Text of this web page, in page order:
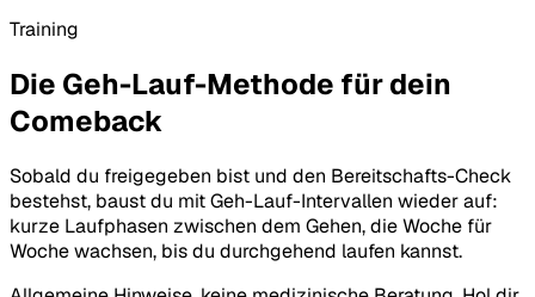
Training
Die Geh-Lauf-Methode für dein
Comeback
Sobald du freigegeben bist und den Bereitschafts-Check
bestehst, baust du mit Geh-Lauf-Intervallen wieder auf:
kurze Laufphasen zwischen dem Gehen, die Woche für
Woche wachsen, bis du durchgehend laufen kannst.